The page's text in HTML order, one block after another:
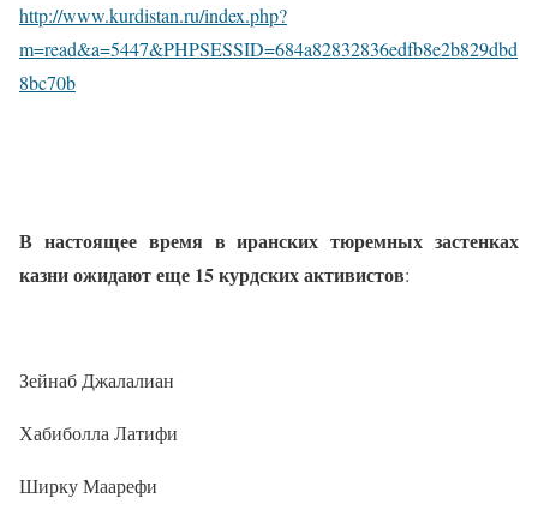
http://www.kurdistan.ru/index.php?
m=read&a=5447&PHPSESSID=684a82832836edfb8e2b829dbd
8bc70b
В настоящее время в иранских тюремных застенках
казни ожидают еще 15 курдских активистов:
Зейнаб Джалалиан
Хабиболла Латифи
Ширку Маарефи